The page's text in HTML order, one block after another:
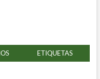
ETIQUETAS